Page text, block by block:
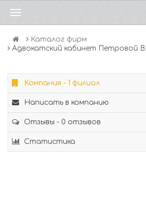
Каталог фирм
Адвокатский кабинет Петровой
Компания - 1 филиал
Написать в компанию
Отзывы - 0 отзывов
Статистика